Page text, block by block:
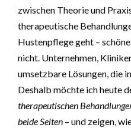
zwischen Theorie und
therapeutische
Hustenpflege geht –
nicht. Unternehmen,
umsetzbare Lösungen, die
Deshalb möchte ich heute
therapeutischen
beide Seiten – und zeigen,